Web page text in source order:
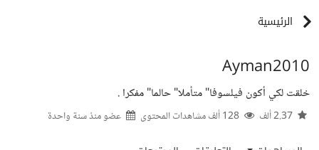
الرئيسية
Ayman2010
خلقت لكي أكون فيلسوفا" متأملا" حالما" مفكرا .
عضو منذسنة واحدة